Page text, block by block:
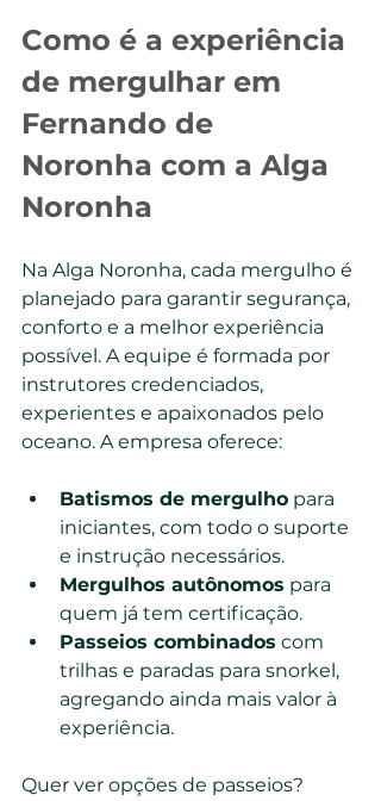
Como é a experiência
de mergulhar em
Fernando de
Noronha com a Alga
Noronha
Na Alga Noronha, cada mergulho é
planejado para garantir segurança,
conforto e a melhor experiência
possível. A equipe é formada por
instrutores credenciados,
experientes e apaixonados pelo
oceano. A empresa oferece:
Batismos de mergulho para
iniciantes, com todo o suporte
e instrução necessários.
Mergulhos autônomos para
quem já tem certificação.
Passeios combinados com
trilhas e paradas para snorkel,
agregando ainda mais valor à
experiência.
Quer ver opções de passeios?